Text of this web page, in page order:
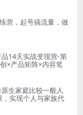
营，起号搞流量，做
品14天实战变现营-第
×产品矩阵×内容笔
生家庭比较一般人
实现个人与家族代